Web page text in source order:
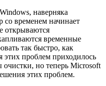
наверняка
со временем начинает
открываются
временные
так быстро, как
этих проблем приходилось
очистки, но теперь Microsoft
этих проблем.